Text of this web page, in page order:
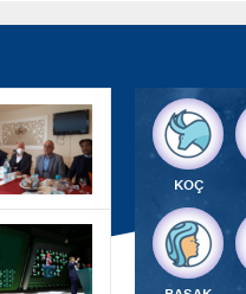
KOÇ